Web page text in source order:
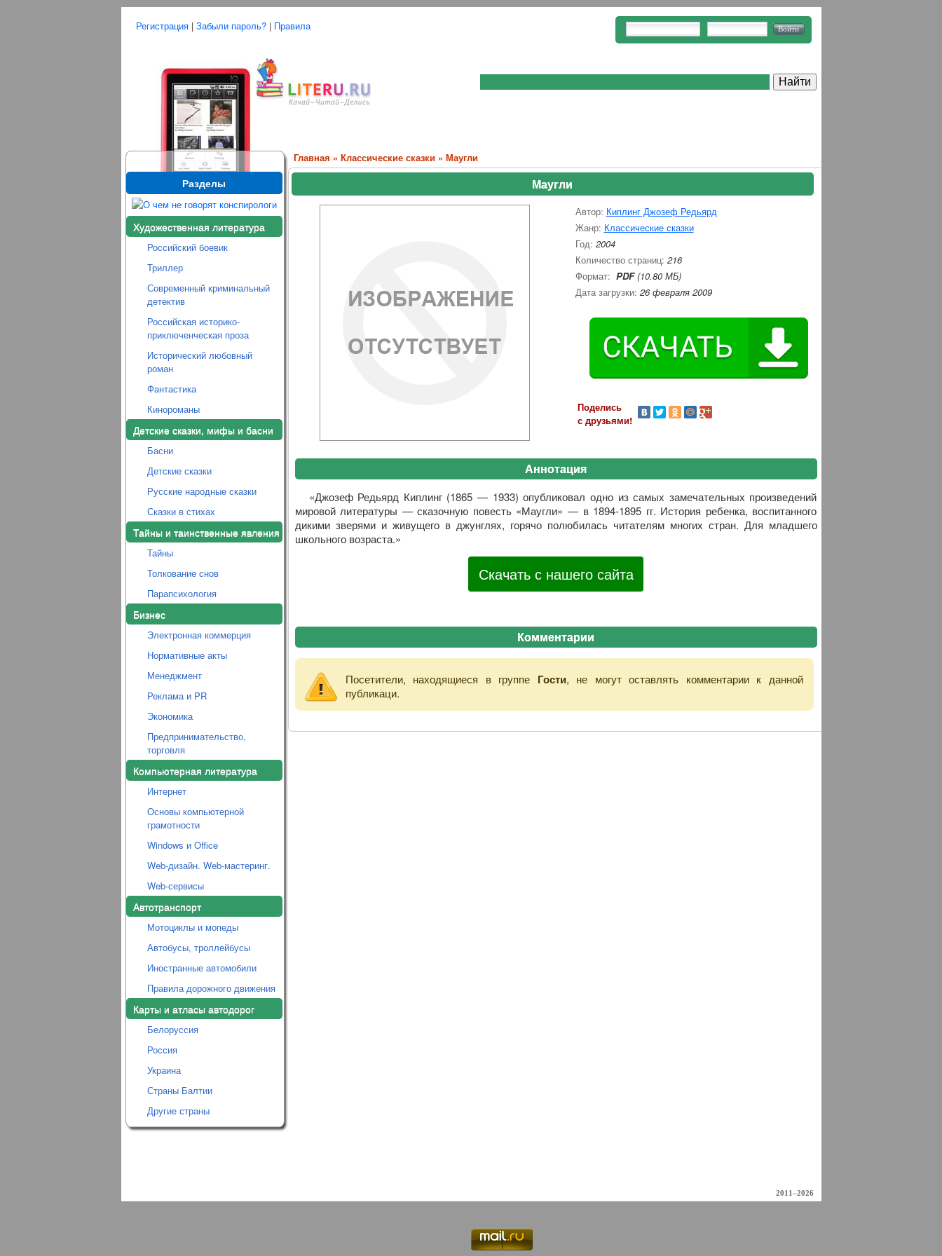
Регистрация| Забыли пароль?| Правила
Разделы
Художественная литература
Российский боевик
Триллер
Современный криминальный
детектив
Российская историко-
приключенческая проза
Исторический любовный
роман
Фантастика
Кинороманы
Детские сказки, мифы и басни
Басни
Детские сказки
Русские народные сказки
Сказки в стихах
Тайны и таинственные явления
Тайны
Толкование снов
Парапсихология
Бизнес
Электронная коммерция
Нормативные акты
Менеджмент
Реклама и PR
Экономика
Предпринимательство,
торговля
Компьютерная литература
Интернет
Основы компьютерной
грамотности
Windows и Office
Web-дизайн. Web-мастеринг.
Web-сервисы
Автотранспорт
Мотоциклы и мопеды
Автобусы, троллейбусы
Иностранные автомобили
Правила дорожного движения
Карты и атласы автодорог
Белоруссия
Россия
Украина
Страны Балтии
Другие страны
Главная » Классические сказки» Маугли
Маугли
Автор: Киплинг Джозеф Редьярд
Жанр: Классические сказки
Год: 2004
Количество страниц: 216
Формат: PDF(10.80 МБ)
Дата загрузки: 26 февраля 2009
Поделись
с друзьями!
Аннотация
«Джозеф Редьярд Киплинг (1865 — 1933) опубликовал одно из самых замечательных произведений
мировой литературы — сказочную повесть «Маугли» — в 1894-1895 гг. История ребенка, воспитанного
дикими зверями и живущего в джунглях, горячо полюбилась читателям многих стран. Для младшего
школьного возраста.»
Скачать с нашего сайта
Комментарии
Посетители, находящиеся в группе Гости, не могут оставлять комментарии к данной
публикаци.
2011–2026